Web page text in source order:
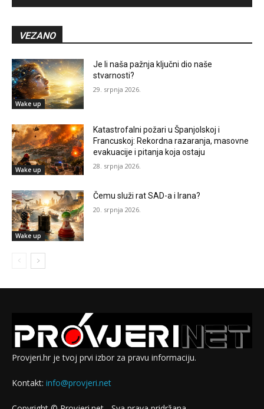
VEZANO
Wake up
Je li naša pažnja ključni dio naše
stvarnosti?
29. srpnja 2026.
Wake up
Katastrofalni požari u Španjolskoj i
Francuskoj: Rekordna razaranja, masovne
evakuacije i pitanja koja ostaju
28. srpnja 2026.
Wake up
Čemu služi rat SAD-a i Irana?
20. srpnja 2026.
Provjeri.hr je tvoj prvi izbor za pravu informaciju.
Kontakt: info@provjeri.net